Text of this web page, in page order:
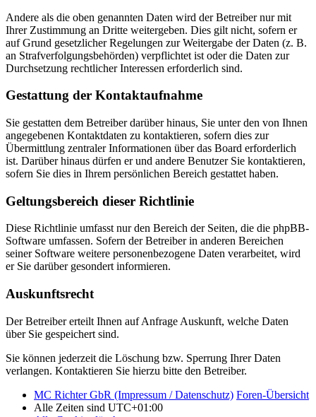
Andere als die oben genannten Daten wird der Betreiber nur mit
Ihrer Zustimmung an Dritte weitergeben. Dies gilt nicht, sofern er
auf Grund gesetzlicher Regelungen zur Weitergabe der Daten (z. B.
an Strafverfolgungsbehörden) verpflichtet ist oder die Daten zur
Durchsetzung rechtlicher Interessen erforderlich sind.
Gestattung der Kontaktaufnahme
Sie gestatten dem Betreiber darüber hinaus, Sie unter den von Ihnen
angegebenen Kontaktdaten zu kontaktieren, sofern dies zur
Übermittlung zentraler Informationen über das Board erforderlich
ist. Darüber hinaus dürfen er und andere Benutzer Sie kontaktieren,
sofern Sie dies in Ihrem persönlichen Bereich gestattet haben.
Geltungsbereich dieser Richtlinie
Diese Richtlinie umfasst nur den Bereich der Seiten, die die phpBB-
Software umfassen. Sofern der Betreiber in anderen Bereichen
seiner Software weitere personenbezogene Daten verarbeitet, wird
er Sie darüber gesondert informieren.
Auskunftsrecht
Der Betreiber erteilt Ihnen auf Anfrage Auskunft, welche Daten
über Sie gespeichert sind.
Sie können jederzeit die Löschung bzw. Sperrung Ihrer Daten
verlangen. Kontaktieren Sie hierzu bitte den Betreiber.
MC Richter GbR (Impressum / Datenschutz) Foren-Übersicht
Alle Zeiten sind UTC+01:00